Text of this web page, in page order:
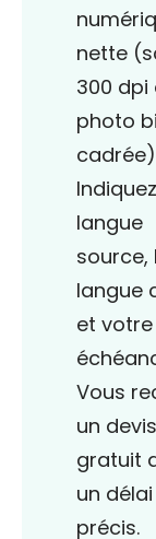
nette
300 dpi
photo
langue
source,
langue
et votre
Vous
un devis
gratuit
un délai
précis.